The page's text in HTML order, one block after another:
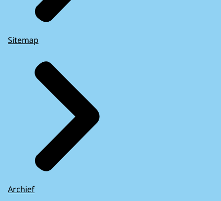
Sitemap
Archief